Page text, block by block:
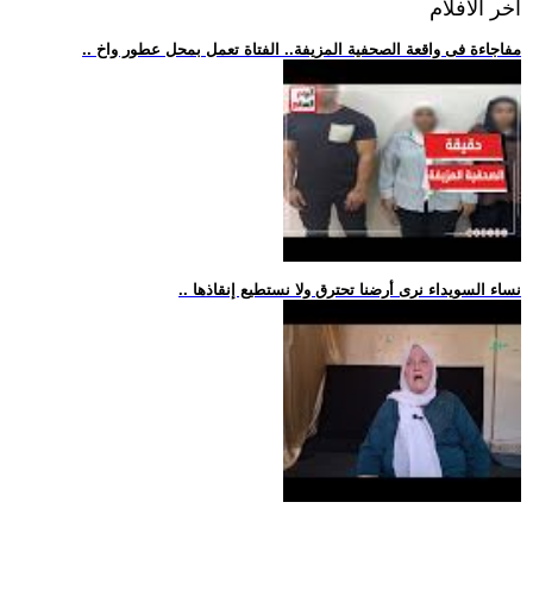
اخر الافلام
.. مفاجاءة فى واقعة الصحفية المزيفة.. الفتاة تعمل بمحل عطور واخ
.. نساء السويداء نرى أرضنا تحترق ولا نستطيع إنقاذها